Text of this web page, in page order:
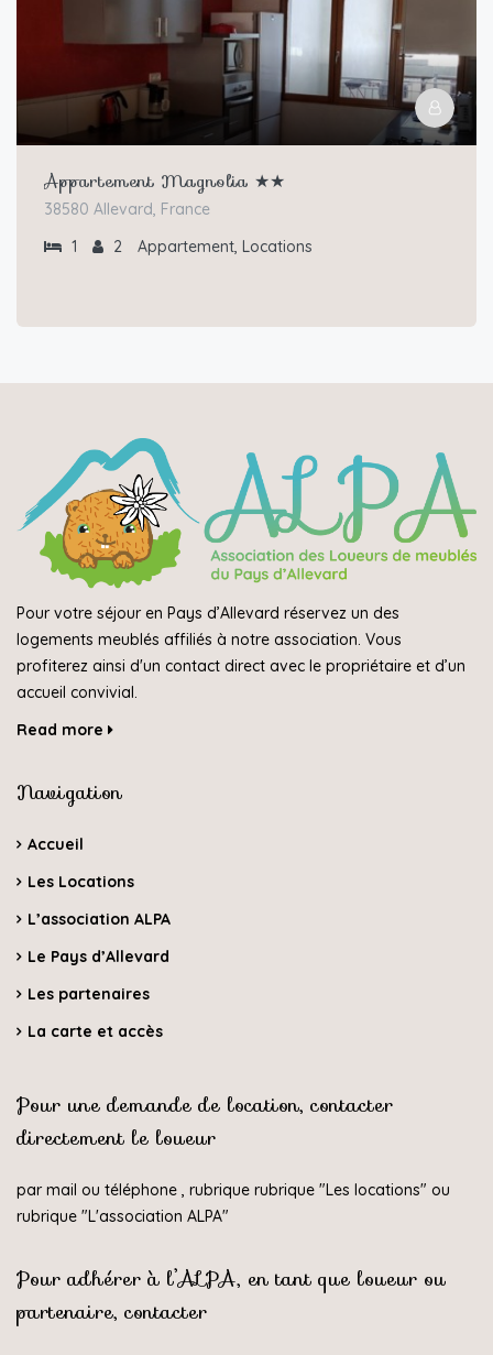
Appartement Magnolia ★★
38580 Allevard, France
1
2 Appartement, Locations
Pour votre séjour en Pays d’Allevard réservez un des
logements meublés affiliés à notre association. Vous
profiterez ainsi d'un contact direct avec le propriétaire et d’un
accueil convivial.
Read more
Navigation
Accueil
Les Locations
L’association ALPA
Le Pays d’Allevard
Les partenaires
La carte et accès
Pour une demande de location, contacter
directement le loueur
par mail ou téléphone , rubrique rubrique "Les locations" ou
rubrique "L'association ALPA"
Pour adhérer à l’ALPA, en tant que loueur ou
partenaire, contacter